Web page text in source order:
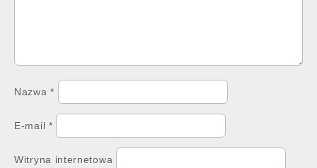
Nazwa*
E-mail *
Witryna internetowa